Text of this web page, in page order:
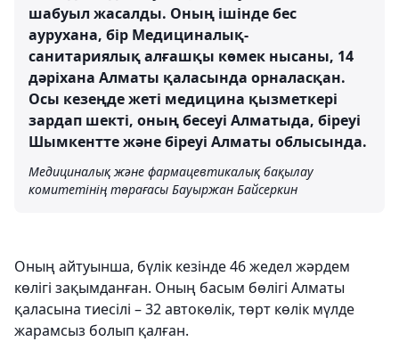
шабуыл жасалды. Оның ішінде бес
аурухана, бір Медициналық-
санитариялық алғашқы көмек нысаны, 14
дәріхана Алматы қаласында орналасқан.
Осы кезеңде жеті медицина қызметкері
зардап шекті, оның бесеуі Алматыда, біреуі
Шымкентте және біреуі Алматы облысында.
Медициналық және фармацевтикалық бақылау
комитетінің төрағасы Бауыржан Байсеркин
Оның айтуынша, бүлік кезінде 46 жедел жәрдем
көлігі зақымданған. Оның басым бөлігі Алматы
қаласына тиесілі – 32 автокөлік, төрт көлік мүлде
жарамсыз болып қалған.